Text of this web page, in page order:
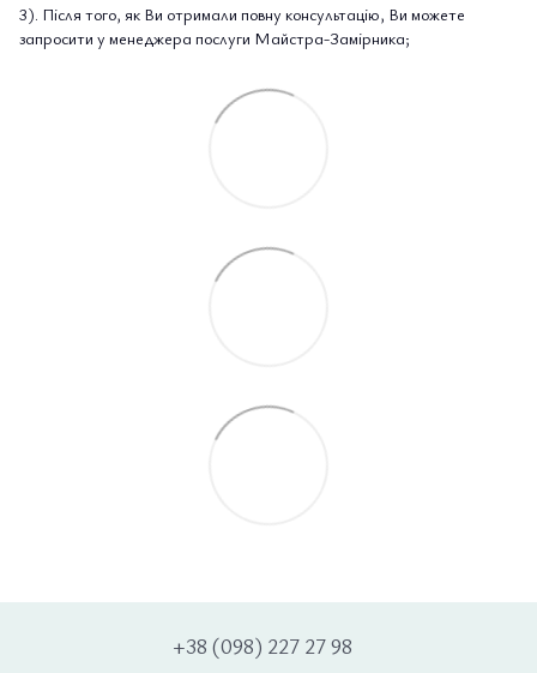
3). Після того, як Ви отримали повну консультацію, Ви можете
запросити у менеджера послуги Майстра-Замірника;
+38 (098) 227 27 98